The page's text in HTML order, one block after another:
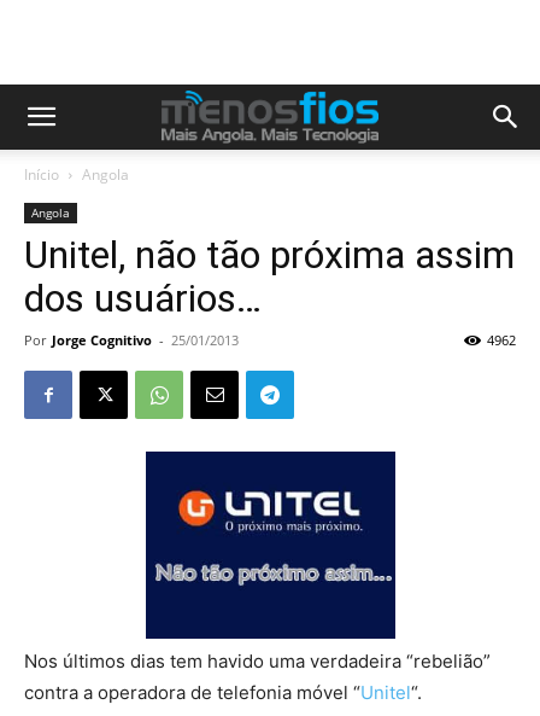
Início Angola
Angola
Unitel, não tão próxima assim
dos usuários…
Por Jorge Cognitivo - 25/01/2013 4962
Nos últimos dias tem havido uma verdadeira “rebelião”
contra a operadora de telefonia móvel “Unitel“.